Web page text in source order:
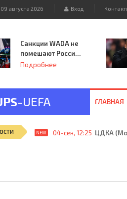
августа 2026 Вход
Санкции WADA не
помешают России
принять
Подробнее
-UEFA ГЛАВНАЯ
NEW 04-сен, 12:25 ЦДКА